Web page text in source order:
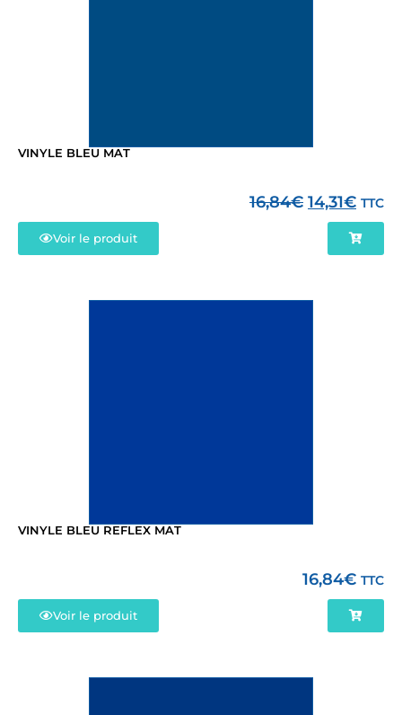
VINYLE BLEU MAT
16,84€ 14,31€ TTC
Voir le produit
VINYLE BLEU REFLEX MAT
16,84€ TTC
Voir le produit